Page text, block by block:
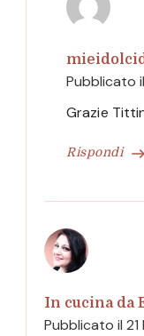
Pubblicato il
Rispondi
Grazie
In cucina da
Pubblicato il